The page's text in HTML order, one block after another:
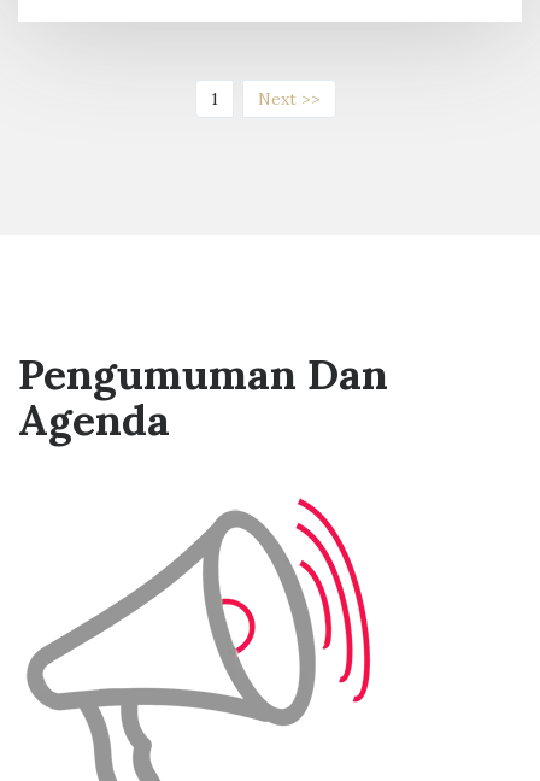
1(current)Next >>
Pengumuman Dan
Agenda